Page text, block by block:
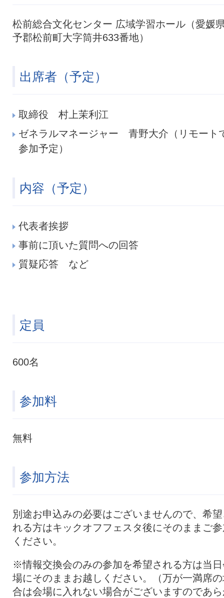
松前総合文化センター 広域学習ホール（愛媛
予郡松前町大字筒井633番地）
出席者（予定）
取締役 村上茉利江
ゼネラルマネージャー 青野大介（リモート
参加予定）
内容（予定）
代表者挨拶
事前に頂いた質問への回答
質疑応答 など
定員
600名
参加料
無料
参加方法
別途お申込みの必要はございませんので、希
れる方はキックオフフェスタ後にそのままご
ください。
※情報交換会のみの参加を希望される方は当
場にそのままお越しください。（万が一満席
合は会場に入れない場合がございますのであ